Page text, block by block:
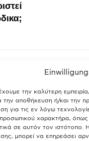
την καλύτερη
την αποθήκευση ή/και την
για τις εν λόγω
χαρακτήρα, όπως
σε αυτόν τον
μπορεί να επηρεάσει
Βαυαρίας
Θύελλα